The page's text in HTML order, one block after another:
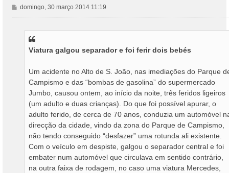
M
e
domingo, 30 março 2014 11:19
Viatura galgou separador e foi ferir dois bebés
Um acidente no Alto de S. João, nas imediações do Parque
Campismo e das “bombas de gasolina” do supermercado
Jumbo, causou ontem, ao início da noite, três feridos ligeiros
(um adulto e duas crianças). Do que foi possível apurar, o
adulto ferido, de cerca de 70 anos, conduzia um automóvel
direcção da cidade, vindo da zona do Parque de Campismo,
não tendo conseguido “desfazer” uma rotunda ali existente.
Com o veículo em despiste, galgou o separador central e foi
embater num automóvel que circulava em sentido contrário,
na outra faixa de rodagem, no caso uma viatura Mercedes,